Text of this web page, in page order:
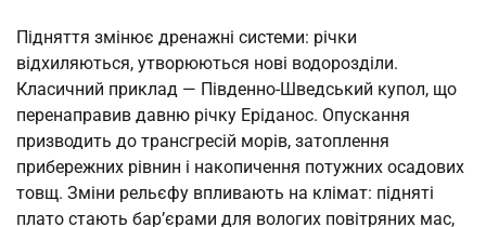
Підняття змінює дренажні системи: річки
відхиляються, утворюються нові водорозділи.
Класичний приклад — Південно-Шведський купол, що
перенаправив давню річку Еріданос. Опускання
призводить до трансгресій морів, затоплення
прибережних рівнин і накопичення потужних осадових
товщ. Зміни рельєфу впливають на клімат: підняті
плато стають бар’єрами для вологих повітряних мас,